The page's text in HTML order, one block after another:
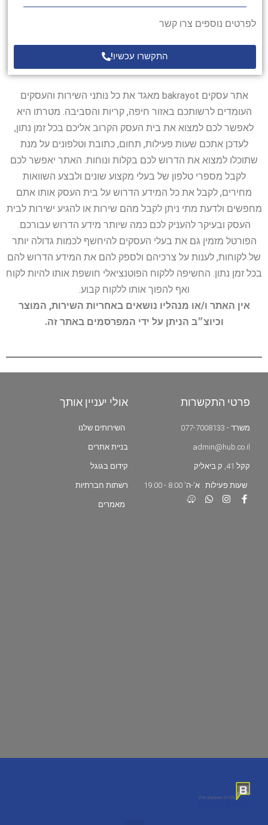
לפרטים נוספים צרו קשר
התקשרו עכשיו!
אתר עסקים bakrayot מאגד את כל נותני השירות והעסקים
העומדים לרשותכם באזור חיפה, קריות והסביבה. מטרתו היא
לאפשר לכם למצוא את בית העסק הקרוב אליכם בכל זמן נתון,
לעדכן אתכם שעות פעילות, תחום, כתובת וטלפונים על מנת
שתוכלו למצוא את הדרוש לכם בקלות ונוחות. האתר יאפשר לכם
לקבל מספרי טלפון של בעלי מקצוע שונים ולבצע השוואות
מחירים, לקבל את כל המידע הדרוש על בית העסק אותו אתם
מחפשים ולדעת מתי ניתן לקבל מהם שירות או להגיע ישירות לבית
העסק ובעיקר להעניק לכם כמה שיותר מידע הדרוש עבורכם.
הפורטל מזמין גם את בעלי העסקים להיחשף לכמות גדולה יותר
של לקוחות, לענות על צרכיהם ולספק להם את המידע הדרוש להם
בכל זמן נתון. החשיפה ללקוח הפוטנציאלי חושפת אותו להיות לקוח
ואף להפוך אותו ללקוח קבוע.
אין האתר ו/או מנהליו נושאים באחריות השירות, המוצר
וכיוצ״ב הניתן על ידי המפרסמים באתר זה.
פרטי התקשרות
משרד - 077-7008133
admin@hub.co.il
קקל 41, ק.ביאליק
שעות פעילות : א'-ה' 8:00 - 19:00
אולי יעניין אותך
השירותים שלנו
בניית אתרים
קידום בגוגל
רשתות חברתיות
מאמרים